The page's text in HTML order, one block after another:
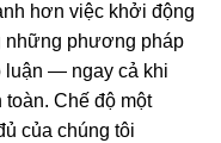
hơn việc khởi động
những phương pháp
luận — ngay cả khi
toàn. Chế độ một
của chúng tôi